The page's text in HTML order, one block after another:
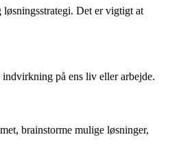
Det er vigtigt at
på ens liv eller arbejde.
brainstorme mulige løsninger,